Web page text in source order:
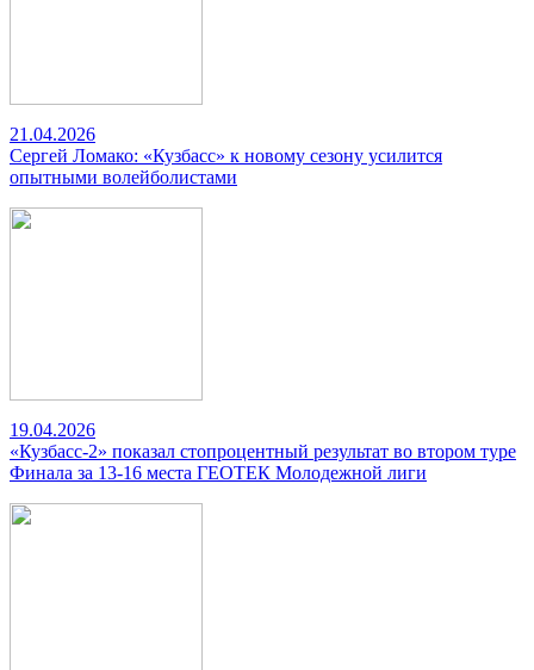
21.04.2026
Сергей Ломако: «Кузбасс» к новому сезону усилится
опытными волейболистами
19.04.2026
«Кузбасс-2» показал стопроцентный результат во втором туре
Финала за 13-16 места ГЕОТЕК Молодежной лиги